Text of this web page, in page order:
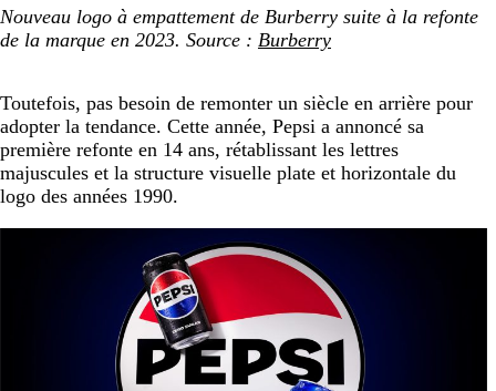
Nouveau logo à empattement de Burberry suite à la refonte
de la marque en 2023. Source : Burberry
Toutefois, pas besoin de remonter un siècle en arrière pour
adopter la tendance. Cette année, Pepsi a annoncé sa
première refonte en 14 ans, rétablissant les lettres
majuscules et la structure visuelle plate et horizontale du
logo des années 1990.